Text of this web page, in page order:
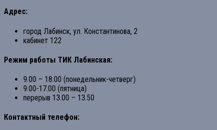
Адрес:
город Лабинск, ул. Константинова, 2
кабинет 122
Режим работы ТИК Лабинская:
9.00 – 18.00 (понедельник-четверг)
9.00-17.00 (пятница)
перерыв 13.00 – 13.50
Контактный телефон: